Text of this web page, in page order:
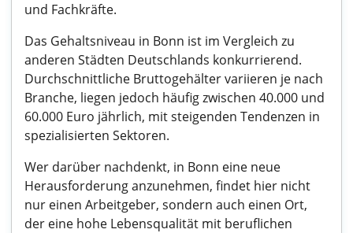
und Fachkräfte.
Das Gehaltsniveau in Bonn ist im Vergleich zu
anderen Städten Deutschlands konkurrierend.
Durchschnittliche Bruttogehälter variieren je nach
Branche, liegen jedoch häufig zwischen 40.000 und
60.000 Euro jährlich, mit steigenden Tendenzen in
spezialisierten Sektoren.
Wer darüber nachdenkt, in Bonn eine neue
Herausforderung anzunehmen, findet hier nicht
nur einen Arbeitgeber, sondern auch einen Ort,
der eine hohe Lebensqualität mit beruflichen